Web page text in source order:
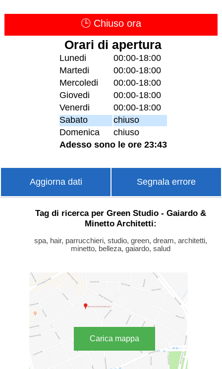
🕒 Chiuso ora
Orari di apertura
Lunedi
00:00-18:00
Martedi
00:00-18:00
Mercoledi
00:00-18:00
Giovedi
00:00-18:00
Venerdi
00:00-18:00
Sabato
chiuso
Domenica
chiuso
Adesso sono le ore 23:43
Aggiorna dati Segnala errore
Tag di ricerca per Green Studio - Gaiardo &
Minetto Architetti:
spa, hair, parrucchieri, studio, green, dream, architetti,
minetto, belleza, gaiardo, salud
Carica mappa